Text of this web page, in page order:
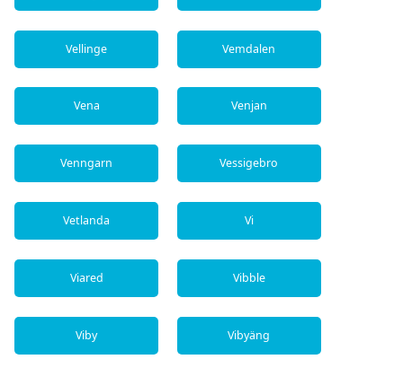
Vellinge Vemdalen
Vena Venjan
Venngarn Vessigebro
Vetlanda Vi
Viared Vibble
Viby Vibyäng